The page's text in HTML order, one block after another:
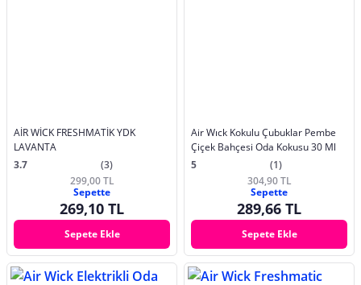
AİR WİCK FRESHMATİK YDK
LAVANTA
3.7
(3)
299,00 TL
Sepette
269,10 TL
Sepete Ekle
Air Wıck Kokulu Çubuklar Pembe
Çiçek Bahçesi Oda Kokusu 30 Ml
5
(1)
304,90 TL
Sepette
289,66 TL
Sepete Ekle